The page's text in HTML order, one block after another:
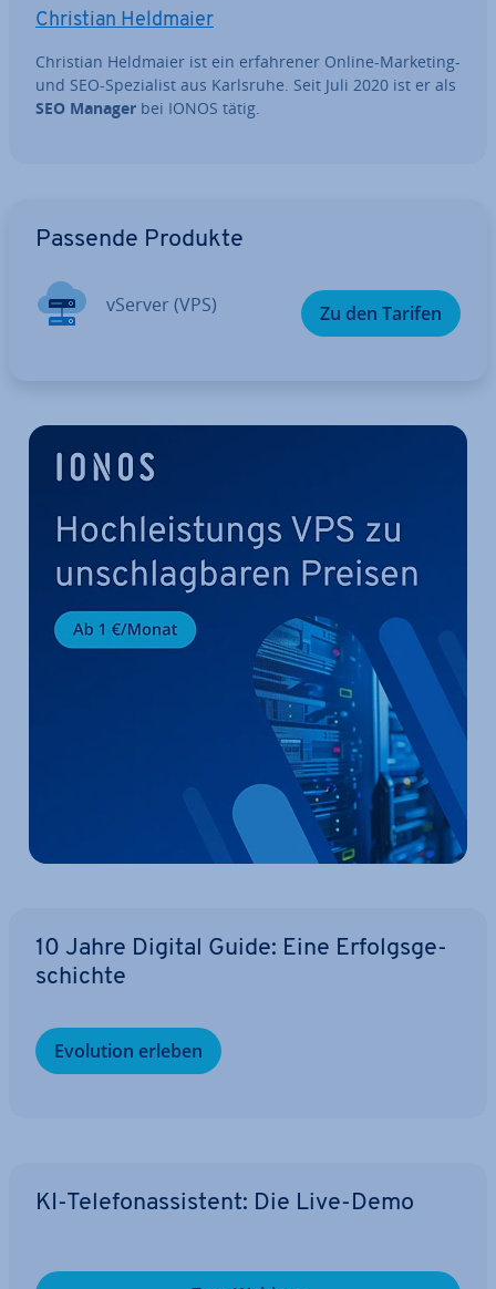
Christian Heldmaier
Christian Heldmaier ist ein er­fah­re­ner Online-Marketing-
und SEO-Spe­zia­list aus Karlsruhe. Seit Juli 2020 ist er als
SEO Manager bei IONOS tätig.
Passende Produkte
vServer (VPS) Zu den Tarifen
10 Jahre Digital Guide: Eine Er­folgs­ge­
schich­te
Evolution erleben
KI-Te­le­fon­as­sis­tent: Die Live-Demo